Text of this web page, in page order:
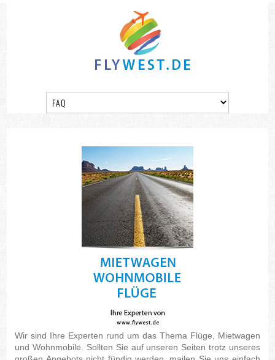
Wir sind Ihre Experten rund um das Thema Flüge, Mietwagen
und Wohnmobile. Sollten Sie auf unseren Seiten trotz unseres